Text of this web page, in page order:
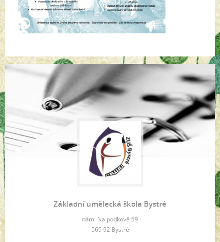
Základní umělecká škola Bystré
nám. Na podkově 59
569 92 Bystré